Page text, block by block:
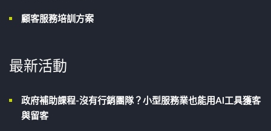
顧客服務培訓方案
最新活動
政府補助課程-沒有行銷團隊？小型服務業也能用AI工具獲客
與留客